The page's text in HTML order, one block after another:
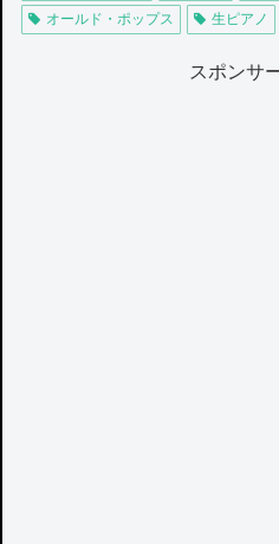
オールド・ポップス
生ピアノ
スポンサ